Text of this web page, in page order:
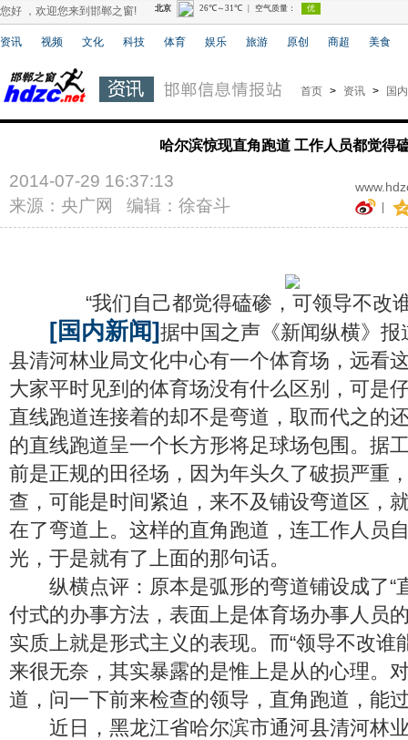
您好 ，欢迎您来到邯郸之窗!
资讯 视频 文化 科技 体育 娱乐 旅游 原创 商超 美食
首页 > 资讯 > 国内
哈尔滨惊现直角跑道 工作人员都觉得
2014-07-29 16:37:13
来源：央广网 编辑：徐奋斗
“我们自己都觉得磕碜，可领导不改
[国内新闻] 据中国之声《新闻纵横》
县清河林业局文化中心有一个体育场，远看
大家平时见到的体育场没有什么区别，可是
直线跑道连接着的却不是弯道，取而代之的
的直线跑道呈一个长方形将足球场包围。据
前是正规的田径场，因为年头久了破损严重
查，可能是时间紧迫，来不及铺设弯道区，
在了弯道上。这样的直角跑道，连工作人员
光，于是就有了上面的那句话。
纵横点评：原本是弧形的弯道铺设成了“
付式的办事方法，表面上是体育场办事人员
实质上就是形式主义的表现。而“领导不改谁
来很无奈，其实暴露的是惟上是从的心理。
道，问一下前来检查的领导，直角跑道，能
近日，黑龙江省哈尔滨市通河县清河林